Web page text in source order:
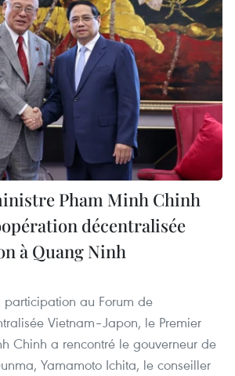
Pham Minh Chinh
décentralisée
à Quang Ninh
participation au Forum de
Vietnam–Japon, le Premier
Chinh a rencontré le gouverneur de
Yamamoto Ichita, le conseiller